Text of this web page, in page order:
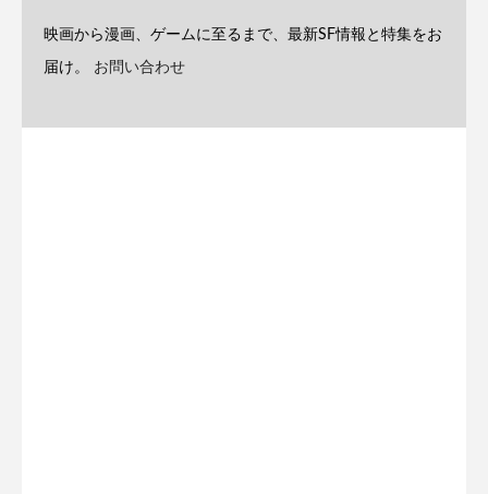
映画から漫画、ゲームに至るまで、最新SF情報と特集をお
届け。 お問い合わせ